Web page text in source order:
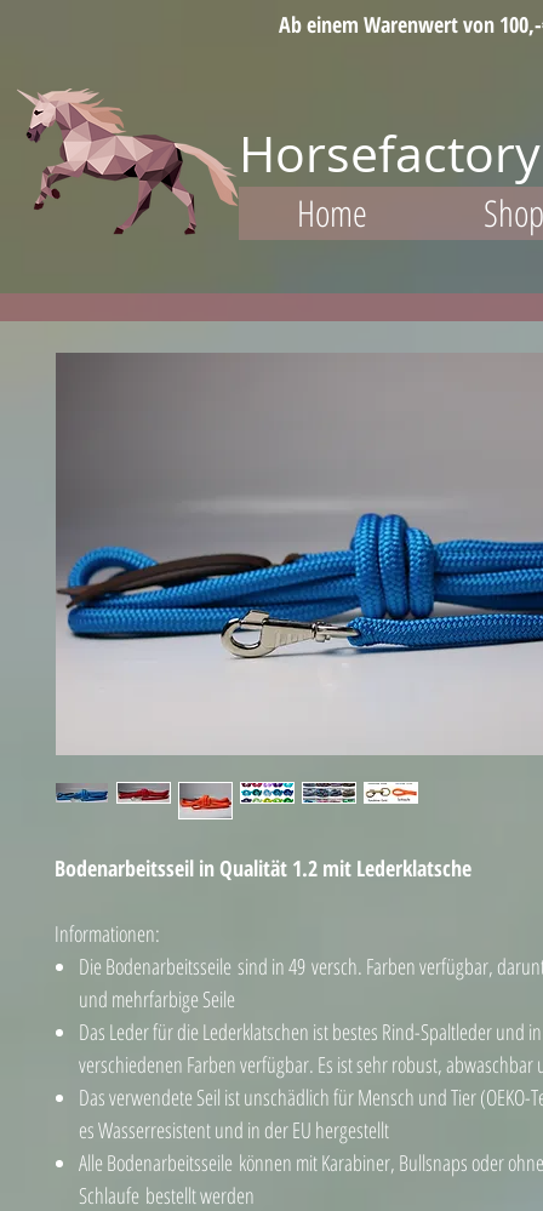
Ab einem Warenwert von
Horsefactory
Home Shop
Bodenarbeitsseil in Qualität 1.2 mit Lederklatsche
Informationen:
Die Bodenarbeitsseile sind in 49 versch. Farben verfügbar,
und mehrfarbige Seile
Das Leder für die Lederklatschen ist bestes Rind-Spaltleder und
verschiedenen Farben verfügbar. Es ist sehr robust, abwaschbar
Das verwendete Seil ist unschädlich für Mensch und Tier
es Wasserresistent und in der EU hergestellt
Alle Bodenarbeitsseile können mit Karabiner, Bullsnaps oder
Schlaufe bestellt werden